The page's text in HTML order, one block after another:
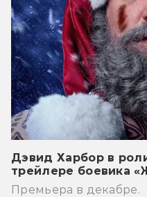
Дэвид Харбор в
трейлере боевика
Премьера в декабре.